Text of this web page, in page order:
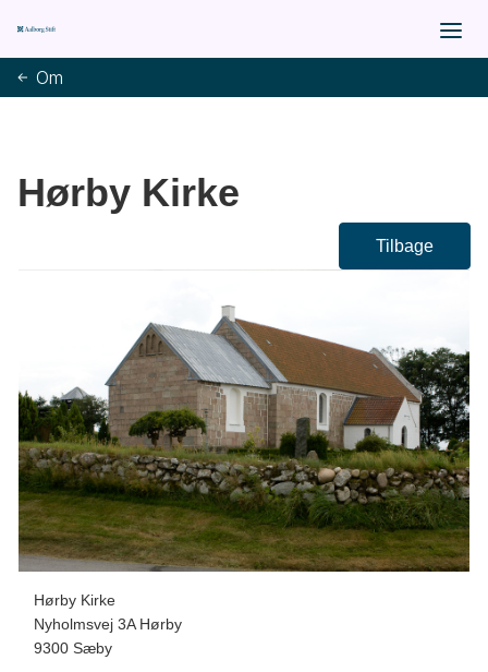
Om
Hørby Kirke
Tilbage
Hørby Kirke
Nyholmsvej 3A Hørby
9300 Sæby